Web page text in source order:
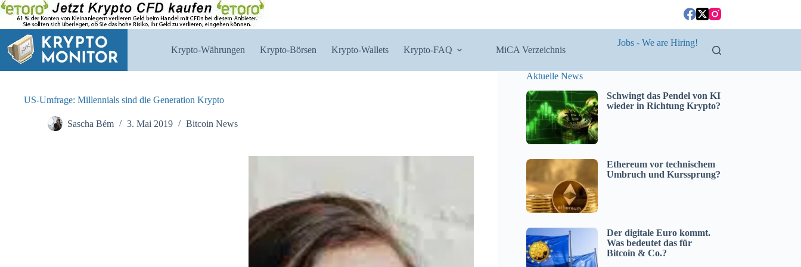
Zum
Inhalt
springen
Krypto-Währungen Krypto-Börsen Krypto-Wallets Krypto-FAQ MiCA Verzeichnis
Jobs - We are Hiring!
US-Umfrage: Millennials sind die Generation Krypto
Sascha Bém 3. Mai 2019 Bitcoin News
Aktuelle News
Schwingt das Pendel von KI
wieder in Richtung Krypto?
Ethereum vor technischem
Umbruch und Kurssprung?
Der digitale Euro kommt.
Was bedeutet das für
Bitcoin & Co.?